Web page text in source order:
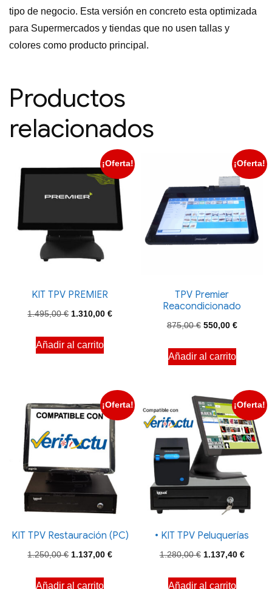
tipo de negocio. Esta versión en concreto esta optimizada
para Supermercados y tiendas que no usen tallas y
colores como producto principal.
Productos
relacionados
¡Oferta!
KIT TPV PREMIER
1.495,00€ El
original
1.310,00€El
Añadir al carrito
¡Oferta!
TPV Premier
Reacondicionado
875,00€ El
original
875,00 €.
550,00 €El
550,00
Añadir al carrito
¡Oferta!
KIT TPV Restauración (PC)
1.250,00€ El
1.137,00€El
Añadir al carrito
¡Oferta!
• KIT TPV Peluquerías
1.280,00€ El
1.137,40 €El
Añadir al carrito